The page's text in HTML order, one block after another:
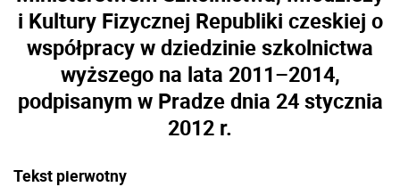
i Kultury Fizycznej Republiki czeskiej o
współpracy w dziedzinie szkolnictwa
wyższego na lata 2011–2014,
podpisanym w Pradze dnia 24 stycznia
2012 r.
Tekst pierwotny